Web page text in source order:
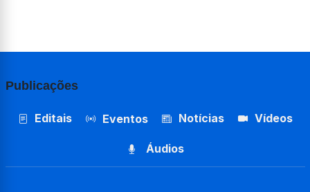
Publicações
Editais Eventos Notícias Vídeos
Áudios